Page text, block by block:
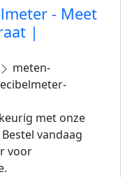
- Meet
|
meten-
met onze
vandaag
voor